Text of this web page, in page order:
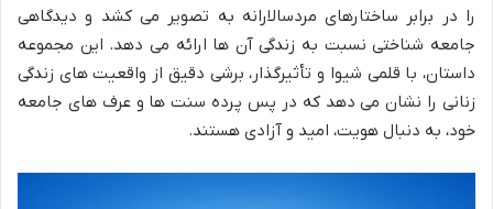
را در برابر ساختارهای مردسالارانه به تصویر می کشد و دیدگاهی
جامعه شناختی نسبت به زندگی آن ها ارائه می دهد. این مجموعه
داستان، با قلمی شیوا و تأثیرگذار، برشی دقیق از واقعیت های زندگی
زنانی را نشان می دهد که در پس پرده سنت ها و عرف های جامعه
خود، به دنبال هویت، امید و آزادی هستند.